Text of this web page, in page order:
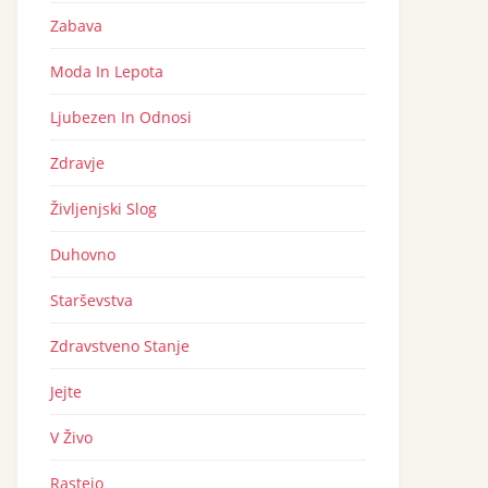
Zabava
Moda In Lepota
Ljubezen In Odnosi
Zdravje
Življenjski Slog
Duhovno
Starševstva
Zdravstveno Stanje
Jejte
V Živo
Rastejo